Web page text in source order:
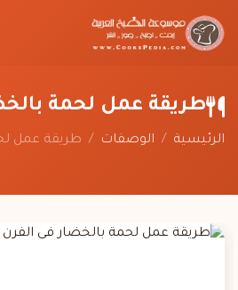
طريقة عمل لحمة
الرئيسية / الوصفات / طريقة عمل